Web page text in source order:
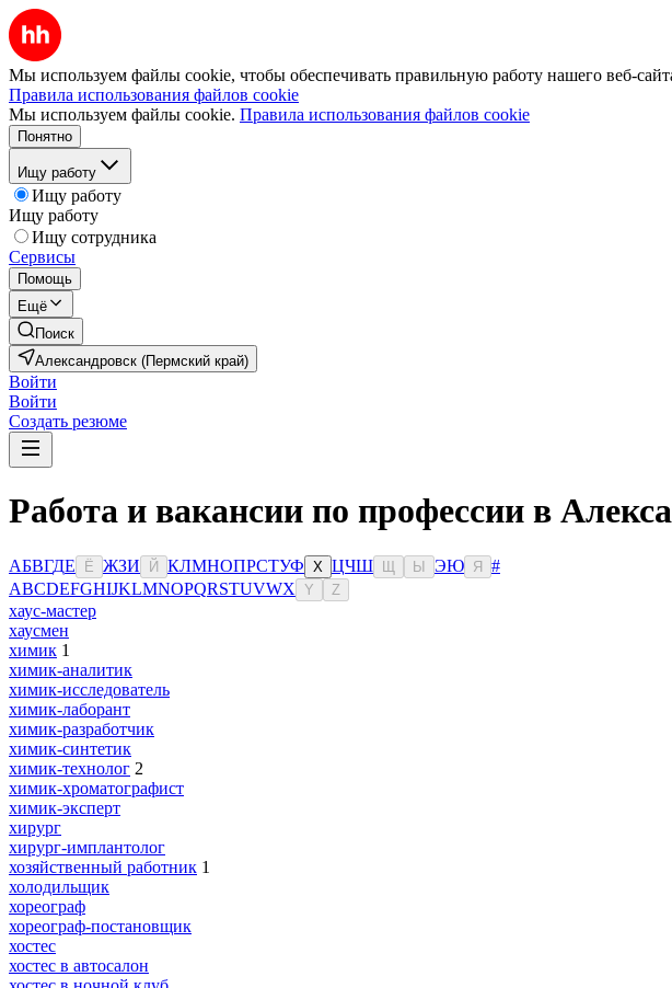
Мы используем файлы cookie, чтобы обеспечивать правильную работу нашего веб-
Правила использования файлов cookie
Мы используем файлы cookie. Правила использования файлов cookie
Понятно
Ищу работу
Ищу работу
Ищу работу
Ищу сотрудника
Сервисы
Помощь
Ещё
Поиск
Александровск (Пермский край)
Войти
Войти
Создать резюме
Работа и вакансии по профессии в
АБВГДЕ Ё ЖЗИ Й КЛМНОПРСТУФ Х ЦЧШ Ы ЭЮ Я
#
ABCDEFGHIJKLMNOPQRSTUVWX Y Z
хаус-мастер
хаусмен
химик 1
химик-аналитик
химик-исследователь
химик-лаборант
химик-разработчик
химик-синтетик
химик-технолог 2
химик-хроматографист
химик-эксперт
хирург
хирург-имплантолог
хозяйственный работник 1
холодильщик
хореограф
хореограф-постановщик
хостес
хостес в автосалон